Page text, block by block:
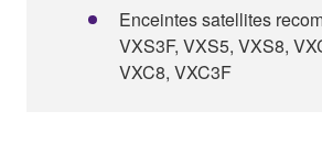
Enceintes satellites
VXS3F, VXS5, VXS8,
VXC8, VXC3F